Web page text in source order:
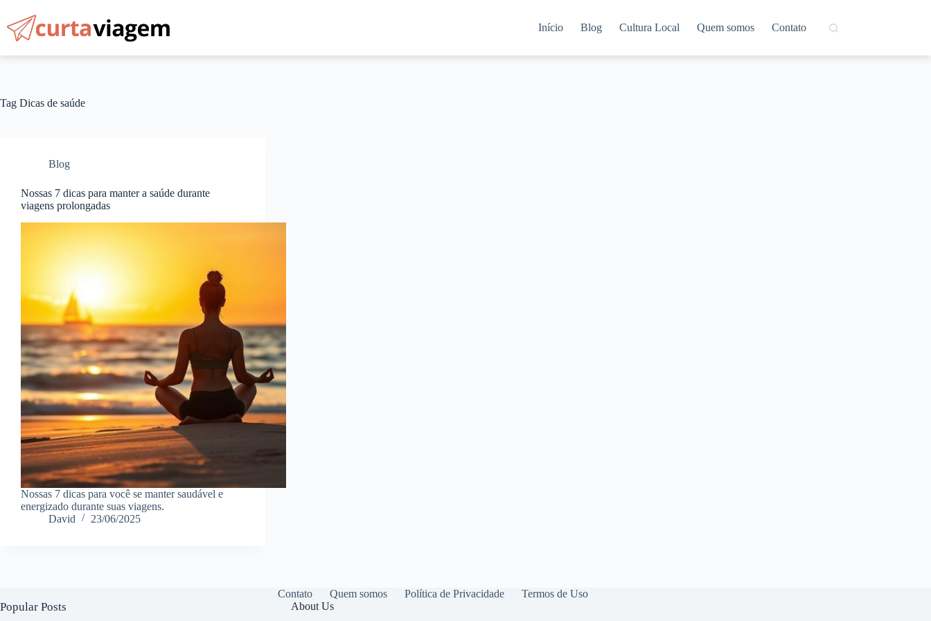
conteúdo
Início Blog Cultura Local Quem somos Contato
Tag Dicas de saúde
Blog
Nossas 7 dicas para manter a saúde durante
viagens prolongadas
Nossas 7 dicas para você se manter saudável e
energizado durante suas viagens.
David
23/06/2025
Contato Quem somos Política de Privacidade Termos de Uso
Popular Posts About Us